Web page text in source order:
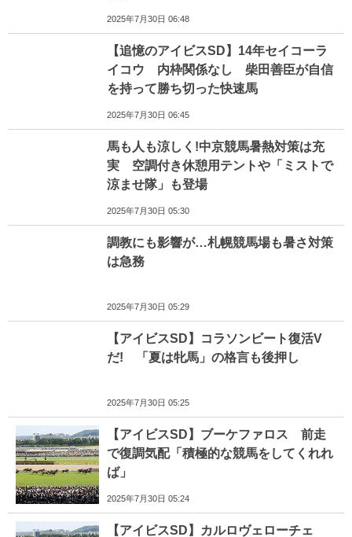
2025年7月30日 06:48
【追憶のアイビスSD】14年セイコーラ
イコウ 内枠関係なし 柴田善臣が自信
を持って勝ち切った快速馬
2025年7月30日 06:45
馬も人も涼しく!中京競馬暑熱対策は充
実 空調付き休憩用テントや「ミストで
涼ませ隊」も登場
2025年7月30日 05:30
調教にも影響が…札幌競馬場も暑さ対策
は急務
2025年7月30日 05:29
【アイビスSD】コラソンビート復活V
だ! 「夏は牝馬」の格言も後押し
2025年7月30日 05:25
【アイビスSD】ブーケファロス 前走
で復調気配「積極的な競馬をしてくれれ
ば」
2025年7月30日 05:24
【アイビスSD】カルロヴェローチェ